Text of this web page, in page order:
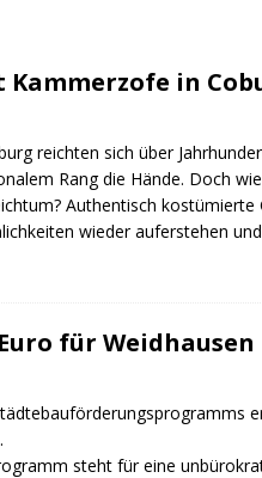
COBURG in
reichten sich über
Rang die Hände. Doch
Authentisch
wieder auferstehen
für Weidhausen
steht für eine